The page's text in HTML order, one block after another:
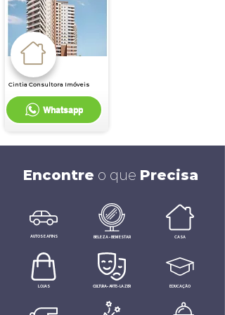
Cintia Consultora Imóveis
Whatsapp
Encontre o que Precisa
AUTOS E AFINS
LOJAS
BELEZA • BEM ESTAR
CULTURA • ARTE • LAZER
CASA
EDUCAÇÃO